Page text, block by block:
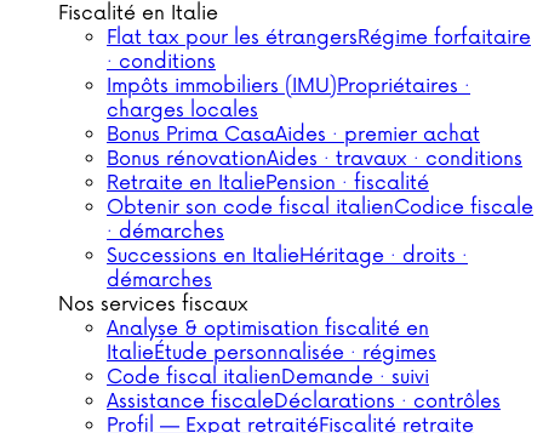
Fiscalité en Italie
Flat tax pour les étrangersRégime forfaitaire
· conditions
Impôts immobiliers (IMU)Propriétaires ·
charges locales
Bonus Prima CasaAides · premier achat
Bonus rénovationAides · travaux · conditions
Retraite en ItaliePension · fiscalité
Obtenir son code fiscal italienCodice fiscale
· démarches
Successions en ItalieHéritage · droits ·
démarches
Nos services fiscaux
Analyse & optimisation fiscalité en
ItalieÉtude personnalisée · régimes
Code fiscal italienDemande · suivi
Assistance fiscaleDéclarations · contrôles
Profil — Expat retraitéFiscalité retraite